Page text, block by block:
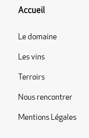
Accueil
Le domaine
Les vins
Terroirs
Nous rencontrer
Mentions Légales